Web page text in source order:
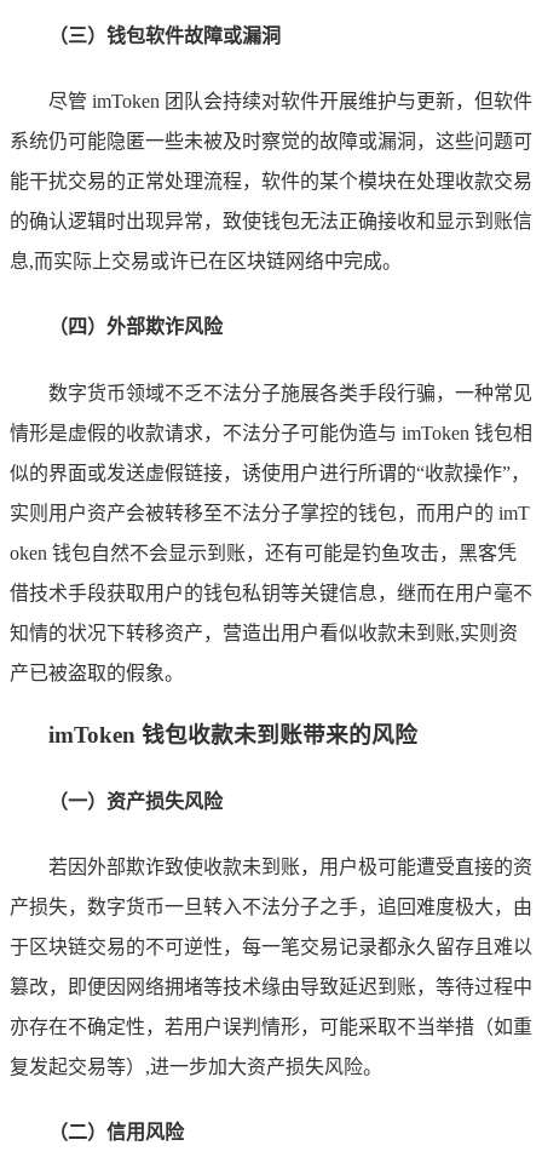
（三）钱包软件故障或漏洞
尽管 imToken 团队会持续对软件开展维护与更新，但软件
系统仍可能隐匿一些未被及时察觉的故障或漏洞，这些问题可
能干扰交易的正常处理流程，软件的某个模块在处理收款交易
的确认逻辑时出现异常，致使钱包无法正确接收和显示到账信
息,而实际上交易或许已在区块链网络中完成。
（四）外部欺诈风险
数字货币领域不乏不法分子施展各类手段行骗，一种常见
情形是虚假的收款请求，不法分子可能伪造与 imToken 钱包相
似的界面或发送虚假链接，诱使用户进行所谓的“收款操作”，
实则用户资产会被转移至不法分子掌控的钱包，而用户的 imT
oken 钱包自然不会显示到账，还有可能是钓鱼攻击，黑客凭
借技术手段获取用户的钱包私钥等关键信息，继而在用户毫不
知情的状况下转移资产，营造出用户看似收款未到账,实则资
产已被盗取的假象。
imToken 钱包收款未到账带来的风险
（一）资产损失风险
若因外部欺诈致使收款未到账，用户极可能遭受直接的资
产损失，数字货币一旦转入不法分子之手，追回难度极大，由
于区块链交易的不可逆性，每一笔交易记录都永久留存且难以
篡改，即便因网络拥堵等技术缘由导致延迟到账，等待过程中
亦存在不确定性，若用户误判情形，可能采取不当举措（如重
复发起交易等）,进一步加大资产损失风险。
（二）信用风险